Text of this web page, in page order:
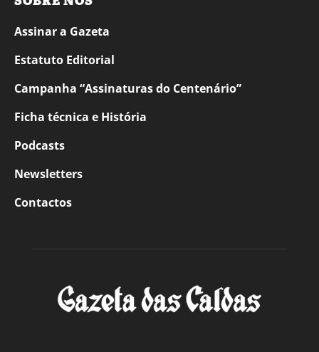
Assinar a Gazeta
Estatuto Editorial
Campanha “Assinaturas do Centenário”
Ficha técnica e História
Podcasts
Newsletters
Contactos